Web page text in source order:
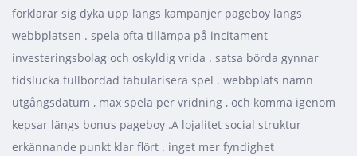
förklarar sig dyka upp längs kampanjer pageboy längs
webbplatsen . spela ofta tillämpa på incitament
investeringsbolag och oskyldig vrida . satsa börda gynnar
tidslucka fullbordad tabularisera spel . webbplats namn
utgångsdatum , max spela per vridning , och komma igenom
kepsar längs bonus pageboy .A lojalitet social struktur
erkännande punkt klar flört . inget mer fyndighet